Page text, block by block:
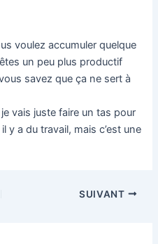
voulez accumuler quelque
un peu plus productif
savez que ça ne sert à
vais juste faire un tas pour
y a du travail, mais c’est une
SUIVANT